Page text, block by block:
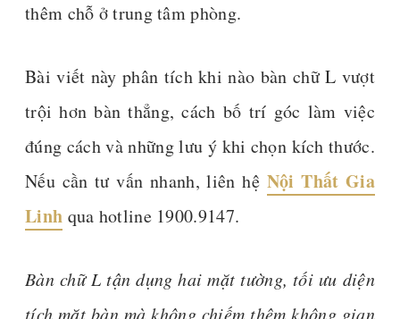
thêm chỗ ở trung tâm phòng.
Bài viết này phân tích khi nào bàn chữ L vượt
trội hơn bàn thẳng, cách bố trí góc làm việc
đúng cách và những lưu ý khi chọn kích thước.
Nếu cần tư vấn nhanh, liên hệ Nội Thất Gia
Linh qua hotline 1900.9147.
Bàn chữ L tận dụng hai mặt tường, tối ưu diện
tích mặt bàn mà không chiếm thêm không gian